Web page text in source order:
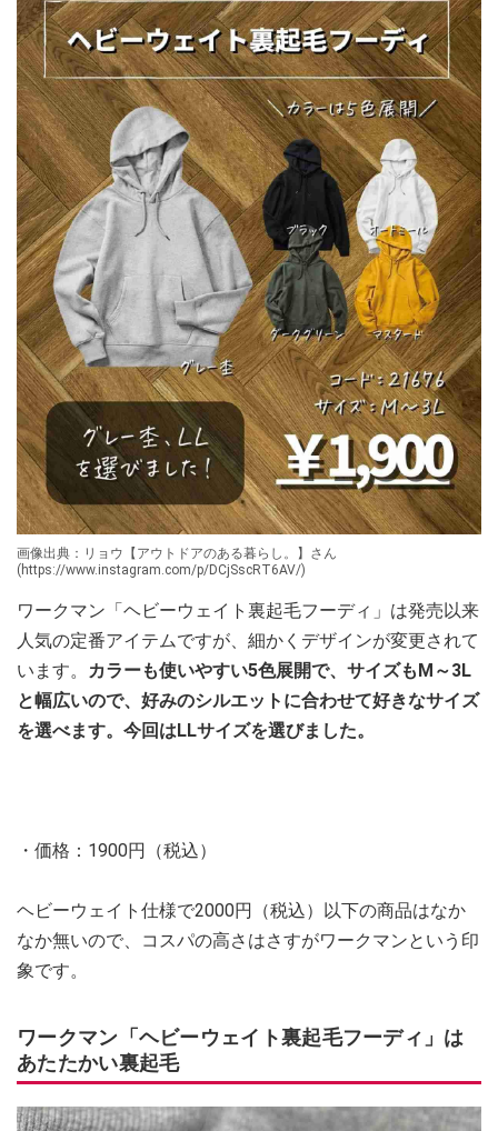
画像出典：リョウ【アウトドアのある暮らし。】さん
(https://www.instagram.com/p/DCjSscRT6AV/)
ワークマン「ヘビーウェイト裏起毛フーディ」は発売以来
人気の定番アイテムですが、細かくデザインが変更されて
います。
カラーも使いやすい5色展開で、サイズもM～3L
と幅広いので、好みのシルエットに合わせて好きなサイズ
を選べます。今回はLLサイズを選びました。
・価格：1900円（税込）
ヘビーウェイト仕様で2000円（税込）以下の商品はなか
なか無いので、コスパの高さはさすがワークマンという印
象です。
ワークマン「ヘビーウェイト裏起毛フーディ」は
あたたかい裏起毛